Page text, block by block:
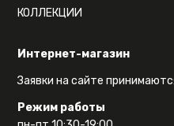
Интернет-магазин
Заявки на сайте
Режим работы
КОЛЛЕКЦИИ